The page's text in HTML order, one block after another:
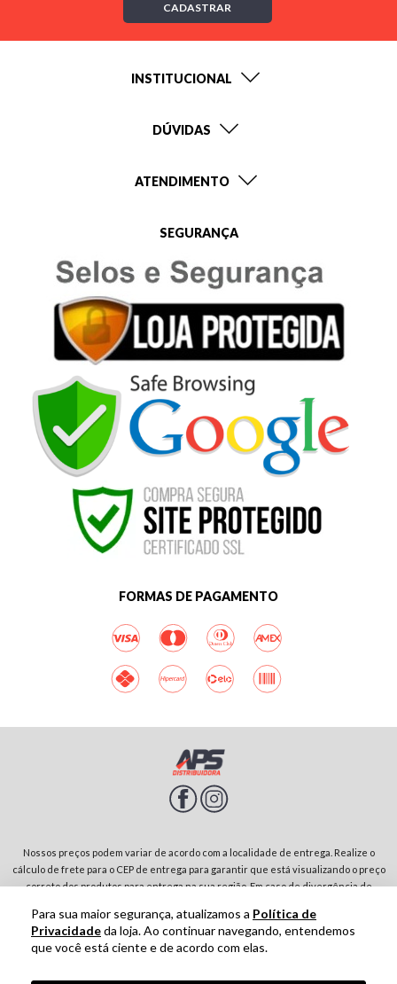
Para sua maior segurança, atualizamos a Política de
Privacidadeda loja. Ao continuar navegando, entendemos
que você está ciente e de acordo com elas.
CADASTRAR
INSTITUCIONAL
DÚVIDAS
ATENDIMENTO
SEGURANÇA
FORMAS DE PAGAMENTO
Nossos preços podem variar de acordo com a localidade de entrega. Realize o
cálculo de frete para o CEP de entrega para garantir que está visualizando o preço
correto dos produtos para entrega na sua região. Em caso de divergência de
no carrinho de compras. Rodovia SP-342, Parque Residencial Jardim São Domingos |
13874-243-São João da Boa Vista-SP | CNPJ: 01.910.513/0001-00